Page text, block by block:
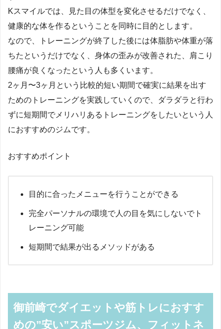
Kスマイルでは、見た目の体型を変化させるだけでなく、
健康的な体を作るということを同時に目的とします。
なので、トレーニングが終了した後には体脂肪や体重が落
ちたというだけでなく、身体の歪みが改善された、肩こり
腰痛が良くなったという人も多くいます。
2ヶ月〜3ヶ月という比較的短い期間で確実に結果を出す
ためのトレーニングを実践していくので、ダラダラと行わ
ずに短期間でメリハリあるトレーニングをしたいという人
におすすめのジムです。
おすすめポイント
目的に合ったメニューを行うことができる
完全パーソナルの環境で人の目を気にしないでト
レーニング可能
短期間で結果が出るメソッドがある
御前崎でダイエットや筋トレにおすす
めの”安い”スポーツジム、フィットネ